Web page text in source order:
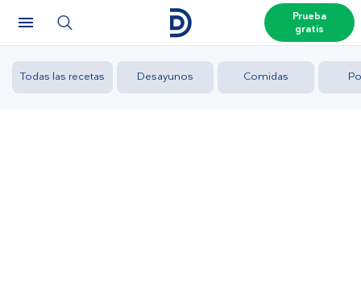
Prueba
gratis
Todas las recetas Desayunos Comidas